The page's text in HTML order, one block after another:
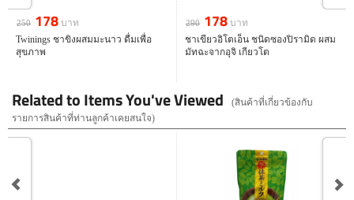
250 178 บาท
Twinings ชาขิงผสมมะนาว ดื่มเพื่อ
สุขภาพ
290 178 บาท
ชาเขียวอิโตเอ็น ชนิดซองปิรามิด ผสม
มัทฉะจากอุจิ เกียวโต
200
บาท
Related to Items You've Viewed
(สินค้าที่เกี่ยวข้องกับ
รายการสินค้าที่ท่านลูกค้าเคยสนใจ)